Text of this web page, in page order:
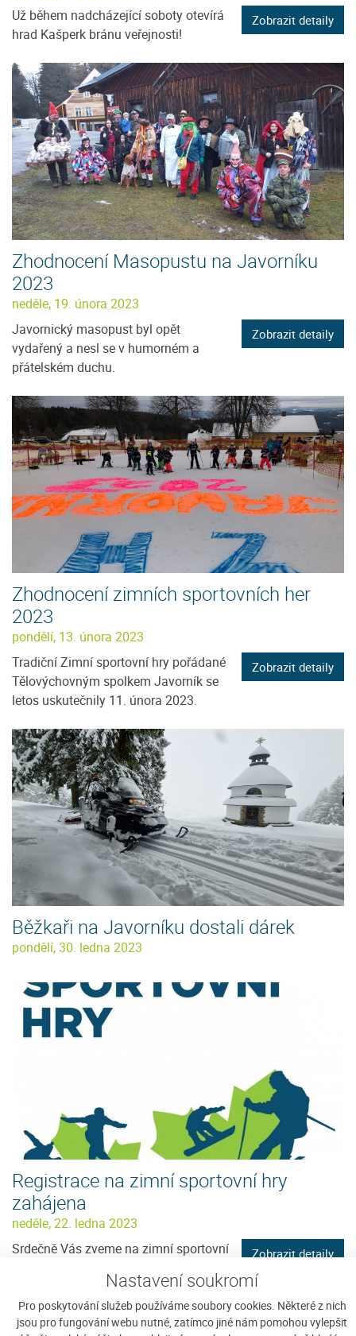
Nastavení soukromí
Pro poskytování služeb používáme soubory cookies. Některé z nich
jsou pro fungování webu nutné, zatímco jiné nám pomohou vylepšit
Už během nadcházející soboty otevírá
hrad Kašperk bránu veřejnosti!
Zobrazit detaily
Zhodnocení Masopustu na Javorníku
2023
neděle, 19. února 2023
Javornický masopust byl opět
vydařený a nesl se v humorném a
přátelském duchu.
Zobrazit detaily
Zhodnocení zimních sportovních her
2023
pondělí, 13. února 2023
Tradiční Zimní sportovní hry pořádané
Tělovýchovným spolkem Javorník se
letos uskutečnily 11. února 2023.
Zobrazit detaily
Běžkaři na Javorníku dostali dárek
pondělí, 30. ledna 2023
Registrace na zimní sportovní hry
zahájena
neděle, 22. ledna 2023
Srdečně Vás zveme na zimní sportovní
Zobrazit detaily